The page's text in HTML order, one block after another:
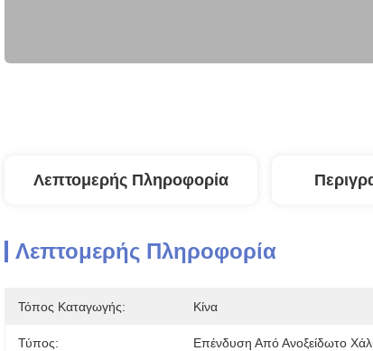
Λεπτομερής Πληροφορία
Λεπτομερής Πληροφορία
Τόπος Καταγωγής: Κίνα
Τύπος: Επένδυση Από Ανοξείδωτο